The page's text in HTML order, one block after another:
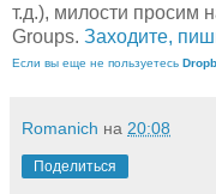
т.д.), милости просим
Groups. Заходите,
Если вы еще не пользуетесь
Romanich на 20:08
Поделиться